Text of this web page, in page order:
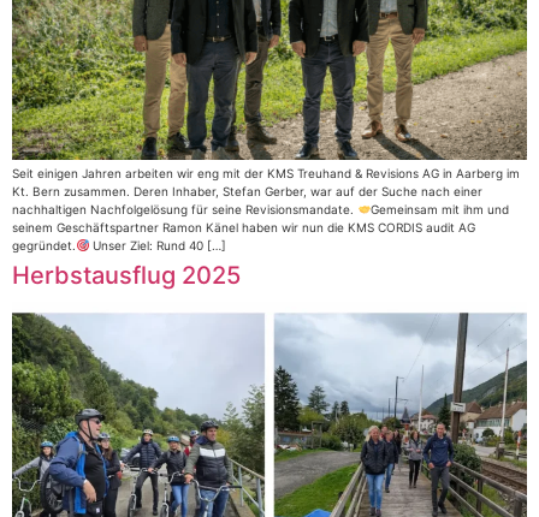
Seit einigen Jahren arbeiten wir eng mit der KMS Treuhand & Revisions AG in Aarberg im
Kt. Bern zusammen. Deren Inhaber, Stefan Gerber, war auf der Suche nach einer
nachhaltigen Nachfolgelösung für seine Revisionsmandate.
Gemeinsam mit ihm und
seinem Geschäftspartner Ramon Känel haben wir nun die KMS CORDIS audit AG
gegründet.
Unser Ziel: Rund 40 […]
Herbstausflug 2025